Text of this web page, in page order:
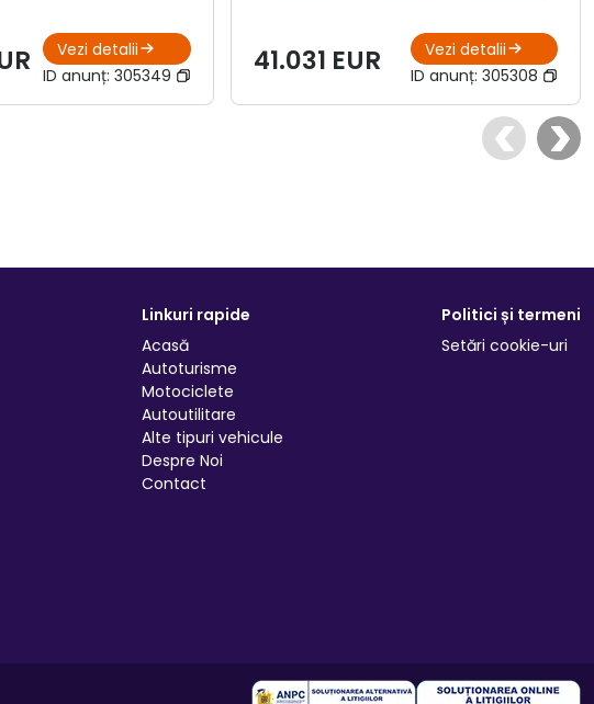
Vezi detalii
ID anunț:305349 41.031 EUR
Vezi detalii
ID anunț: 305308
Linkuri rapide
Acasă
Autoturisme
Motociclete
Autoutilitare
Alte tipuri vehicule
Despre Noi
Contact
Politici și termeni
Setări cookie-uri